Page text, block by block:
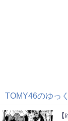
TOMY46のゆっ